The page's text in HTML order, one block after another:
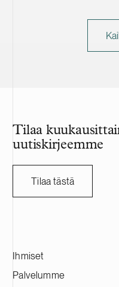
Tilaa
uutiskirjeemme
Tilaa tästä
Ihmiset
Palvelumme